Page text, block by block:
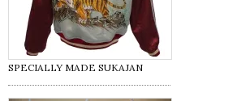
SPECIALLY MADE SUKAJAN